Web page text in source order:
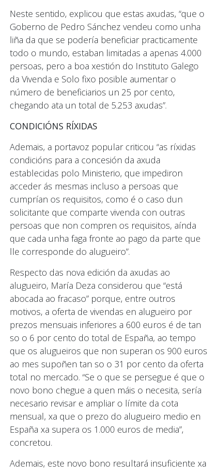
Neste sentido, explicou que estas axudas, “que o
Goberno de Pedro Sánchez vendeu como unha
liña da que se podería beneficiar practicamente
todo o mundo, estaban limitadas a apenas 4.000
persoas, pero a boa xestión do Instituto Galego
da Vivenda e Solo fixo posible aumentar o
número de beneficiarios un 25 por cento,
chegando ata un total de 5.253 axudas”.
CONDICIÓNS RÍXIDAS
Ademais, a portavoz popular criticou “as ríxidas
condicións para a concesión da axuda
establecidas polo Ministerio, que impediron
acceder ás mesmas incluso a persoas que
cumprían os requisitos, como é o caso dun
solicitante que comparte vivenda con outras
persoas que non compren os requisitos, aínda
que cada unha faga fronte ao pago da parte que
lle corresponde do alugueiro”.
Respecto das nova edición da axudas ao
alugueiro, María Deza considerou que “está
abocada ao fracaso” porque, entre outros
motivos, a oferta de vivendas en alugueiro por
prezos mensuais inferiores a 600 euros é de tan
so o 6 por cento do total de España, ao tempo
que os alugueiros que non superan os 900 euros
ao mes supoñen tan so o 31 por cento da oferta
total no mercado. “Se o que se persegue é que o
novo bono chegue a quen máis o necesita, sería
necesario revisar e ampliar o límite da cota
mensual, xa que o prezo do alugueiro medio en
España xa supera os 1.000 euros de media”,
concretou.
Ademais, este novo bono resultará insuficiente xa